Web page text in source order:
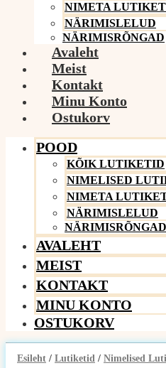
NIMETA
NÄRIMISLELUD
NÄRIMISRÕNGAD
Avaleht
Meist
Kontakt
Minu Konto
Ostukorv
POOD
KÕIK LUTIKETID
NIMELISED
NIMETA
NÄRIMISLELUD
NÄRIMISRÕNGAD
AVALEHT
MEIST
KONTAKT
MINU KONTO
OSTUKORV
Esileht / Lutiketid / Nimelised